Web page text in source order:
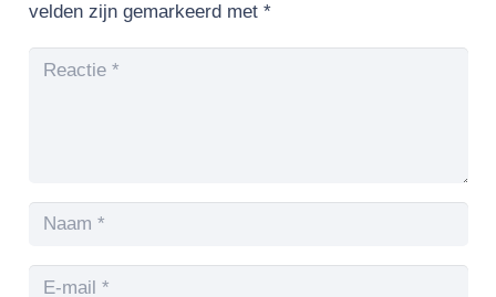
velden zijn gemarkeerd met *